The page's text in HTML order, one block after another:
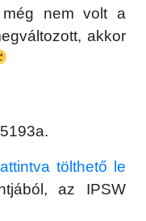
még nem volt a
akkor
tölthető le
az IPSW